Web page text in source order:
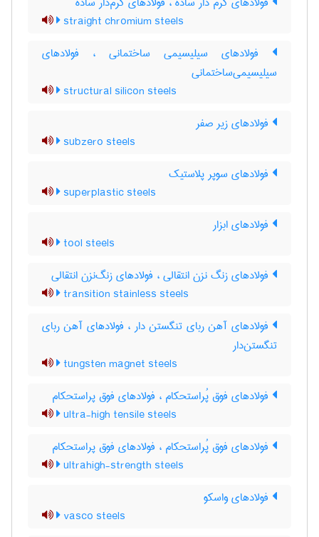
straight chromium steels
فولادهای سیلیسیمی ساختمانی ، فولادهای
سیلیسیمی‌ساختمانی
structural silicon steels
فولادهای زیر صفر
subzero steels
فولادهای سوپر پلاستیک
superplastic steels
فولادهای ابزار
tool steels
فولادهای زنگ نزن انتقالی ، فولادهای زنگ‌نزن انتقالی
transition stainless steels
فولادهای آهن ربای تنگستن دار ، فولادهای آهن ربای
تنگستن‌دار
tungsten magnet steels
فولادهای فوق پُراستحکام ، فولادهای فوق پراستحکام
ultra-high tensile steels
فولادهای فوق پُراستحکام ، فولادهای فوق پراستحکام
ultrahigh-strength steels
فولادهای واسکو
vasco steels